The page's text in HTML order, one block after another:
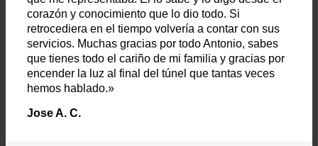
corazón y conocimiento que lo dio todo. Si
retrocediera en el tiempo volvería a contar con sus
servicios. Muchas gracias por todo Antonio, sabes
que tienes todo el cariño de mi familia y gracias por
encender la luz al final del túnel que tantas veces
hemos hablado.»
Jose A. C.